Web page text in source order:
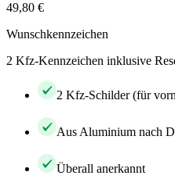
49,80 €
Wunschkennzeichen
2 Kfz-Kennzeichen inklusive
2 Kfz-Schilder (für
Aus Aluminium nach
Überall anerkannt